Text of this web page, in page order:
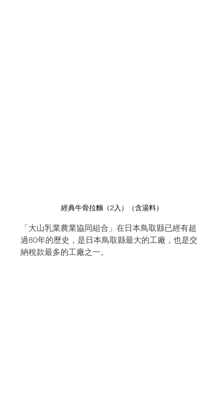
經典牛骨拉麵（2入）（含湯料）
「大山乳業農業協同組合」在日本鳥取縣已經有超
過80年的歷史，是日本鳥取縣最大的工廠，也是交
納稅款最多的工廠之一。